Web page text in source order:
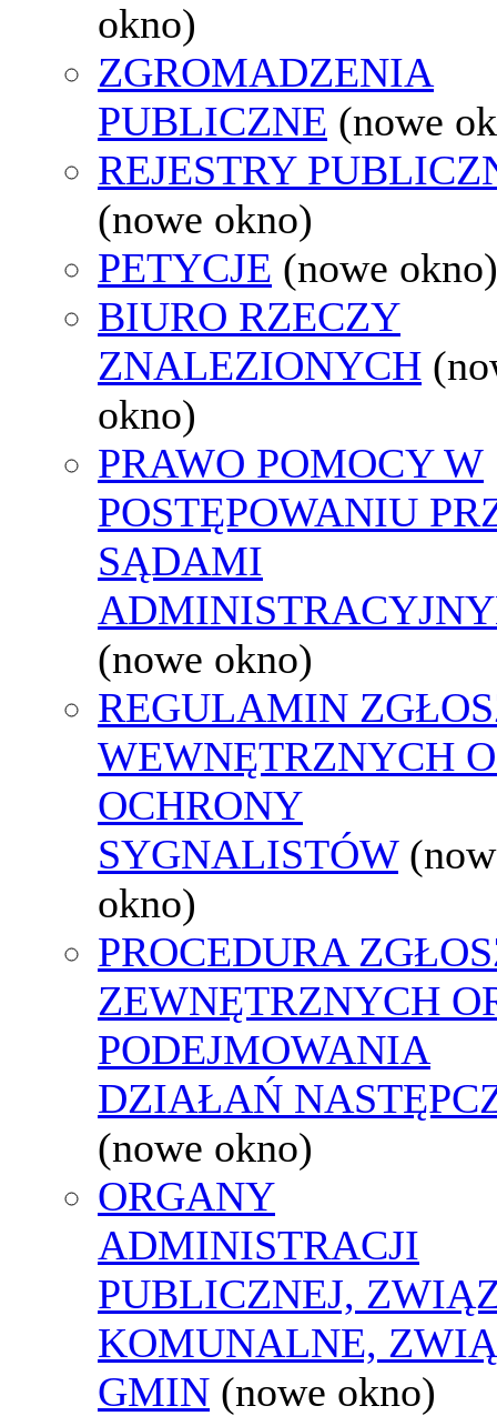
okno)
ZGROMADZENIA
PUBLICZNE (nowe
REJESTRY
(nowe okno)
PETYCJE (nowe okno)
BIURO RZECZY
ZNALEZIONYCH
okno)
PRAWO POMOCY W
POSTĘPOWANIU
SĄDAMI
(nowe okno)
REGULAMIN
WEWNĘTRZNYCH
OCHRONY
SYGNALISTÓW
okno)
PROCEDURA
ZEWNĘTRZNYCH
PODEJMOWANIA
DZIAŁAŃ
(nowe okno)
ORGANY
ADMINISTRACJI
PUBLICZNEJ,
KOMUNALNE,
GMIN (nowe okno)